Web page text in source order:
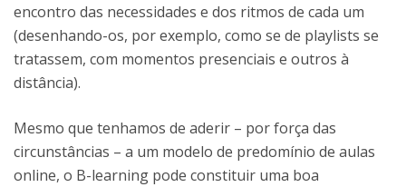
encontro das necessidades e dos ritmos de cada um
(desenhando-os, por exemplo, como se de playlists se
tratassem, com momentos presenciais e outros à
distância).
Mesmo que tenhamos de aderir – por força das
circunstâncias – a um modelo de predomínio de aulas
online, o B-learning pode constituir uma boa